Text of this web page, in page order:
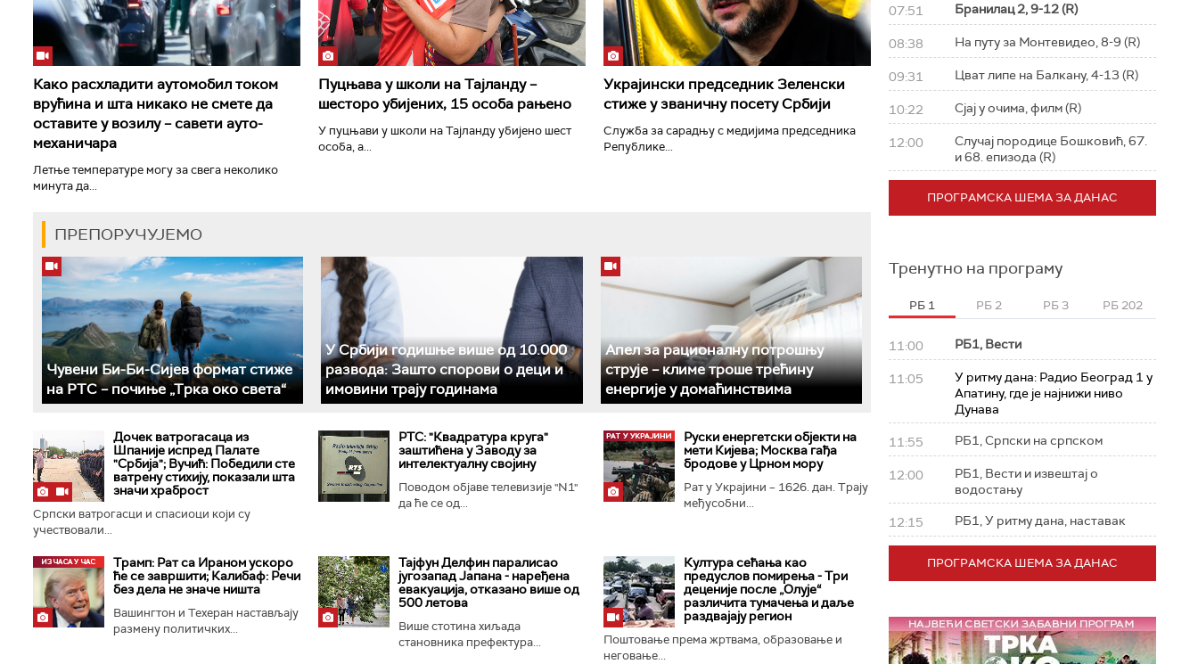
Како расхладити аутомобил током
врућина и шта никако не смете да
оставите у возилу – савети ауто-
механичара
Летње температуре могу за свега неколико
минута да...
Пуцњава у школи на Тајланду –
шесторо убијених, 15 особа рањено
У пуцњави у школи на Тајланду убијено шест
особа, а...
Украјински председник Зеленски
стиже у званичну посету Србији
Служба за сарадњу с медијима председника
Републике...
ПРЕПОРУЧУЈЕМО
Чувени Би-Би-Сијев формат стиже
на РТС – почиње „Трка око света“
У Србији годишње више од 10.000
развода: Зашто спорови о деци и
имовини трају годинама
Апел за рационалну потрошњу
струје – климе троше трећину
енергије у домаћинствима
Дочек ватрогасаца из
Шпаније испред Палате
"Србија"; Вучић: Победили сте
ватрену стихију, показали шта
значи храброст
Српски ватрогасци и спасиоци који су
учествовали...
РТС: "Квадратура круга"
заштићена у Заводу за
интелектуалну својину
Поводом објаве телевизије "N1"
да ће се од...
Руски енергетски објекти на
мети Кијева; Москва гађа
бродове у Црном мору
Рат у Украјини – 1626. дан. Трају
међусобни...
Трамп: Рат са Ираном ускоро
ће се завршити; Калибаф: Речи
без дела не значе ништа
Вашингтон и Техеран настављају
размену политичких...
Тајфун Делфин паралисао
југозапад Јапана - наређена
евакуација, отказано више од
500 летова
Више стотина хиљада
становника префектура...
Култура сећања као
предуслов помирења ­- Три
деценије после „Олује“
различита тумачења и даље
раздвајају регион
Поштовање према жртвама, образовање и
неговање...
07:51 Бранилац 2, 9-12 (R)
08:38 На путу за Монтевидео, 8-9 (R)
09:31 Цват липе на Балкану, 4-13 (R)
10:22 Сјај у очима, филм (R)
12:00
Случај породице Бошковић, 67.
и 68. епизода (R)
ПРОГРАМСКА ШЕМА ЗА ДАНАС
Тренутно на програму
РБ 1 РБ 2 РБ 3 РБ 202
11:00 РБ1, Вести
11:05
У ритму дана: Радио Београд 1 у
Апатину, где је најнижи ниво
Дунава
11:55 РБ1, Српски на српском
12:00
РБ1, Вести и извештај о
водостању
12:15 РБ1, У ритму дана, наставак
ПРОГРАМСКА ШЕМА ЗА ДАНАС